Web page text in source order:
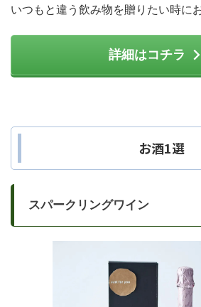
いつもと違う飲み物を贈りたい時に
詳細はコチラ
お酒1選
スパークリングワイン